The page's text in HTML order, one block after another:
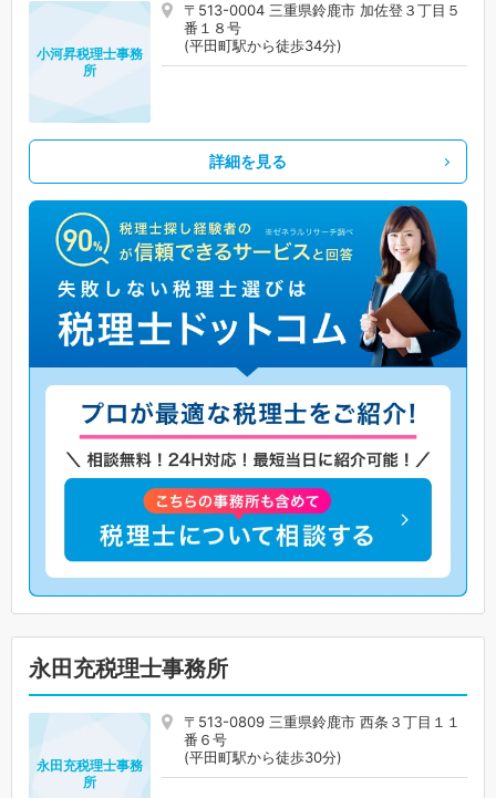
〒513-0004 三重県鈴鹿市 加佐登３丁目５
番１８号
(平田町駅から徒歩34分)
小河昇税理士事務
所
詳細を見る
永田充税理士事務所
〒513-0809 三重県鈴鹿市 西条３丁目１１
番６号
(平田町駅から徒歩30分)
永田充税理士事務
所